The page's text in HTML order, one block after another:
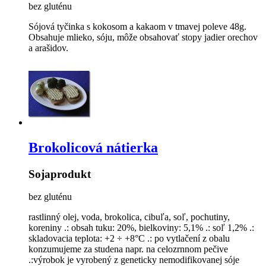
bez gluténu
Sójová tyčinka s kokosom a kakaom v tmavej poleve 48g.
Obsahuje mlieko, sóju, môže obsahovať stopy jadier orechov
a arašidov.
Brokolicová nátierka
Sojaprodukt
bez gluténu
rastlinný olej, voda, brokolica, cibuľa, soľ, pochutiny,
koreniny .: obsah tuku: 20%, bielkoviny: 5,1% .: soľ 1,2% .:
skladovacia teplota: +2 ÷ +8°C .: po vytlačení z obalu
konzumujeme za studena napr. na celozrnnom pečive
.:výrobok je vyrobený z geneticky nemodifikovanej sóje